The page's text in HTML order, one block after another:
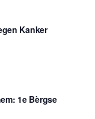
Kanker
1e Bèrgse